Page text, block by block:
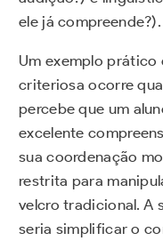
ele já compreende?).
Um exemplo prático
criteriosa ocorre
percebe que um
excelente
sua coordenação
restrita para
velcro tradicional. A
seria simplificar o